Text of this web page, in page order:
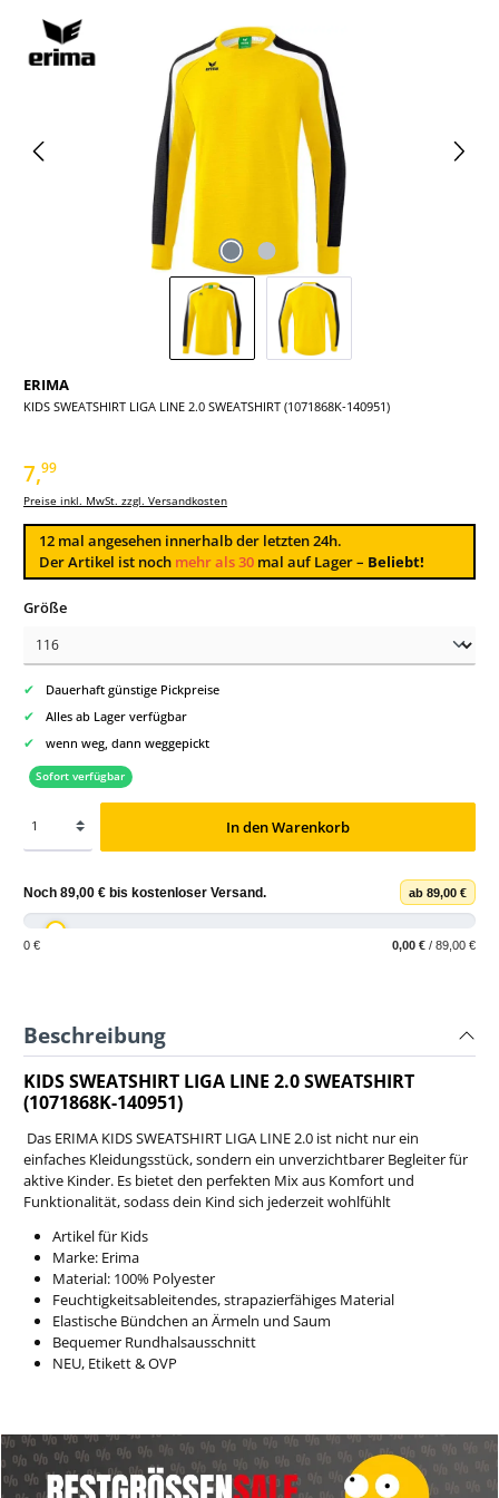
Bildergalerie überspringen
ERIMA
KIDS SWEATSHIRT LIGA LINE 2.0 SWEATSHIRT (1071868K-140951)
7,99
Preise inkl. MwSt. zzgl. Versandkosten
12 mal angesehen innerhalb der letzten 24h.
Der Artikel ist noch mehr als 30 mal auf Lager – Beliebt!
Größeauswählen
✔ Dauerhaft günstige Pickpreise
✔ Alles ab Lager verfügbar
✔ wenn weg, dann weggepickt
Sofort verfügbar
In den Warenkorb
Noch 89,00 € bis kostenloser Versand. ab 89,00 €
0 € 0,00 € / 89,00 €
Beschreibung
KIDS SWEATSHIRT LIGA LINE 2.0 SWEATSHIRT
(1071868K-140951)
Das ERIMA KIDS SWEATSHIRT LIGA LINE 2.0 ist nicht nur ein
einfaches Kleidungsstück, sondern ein unverzichtbarer Begleiter für
aktive Kinder. Es bietet den perfekten Mix aus Komfort und
Funktionalität, sodass dein Kind sich jederzeit wohlfühlt
Artikel für Kids
Marke: Erima
Material: 100% Polyester
Feuchtigkeitsableitendes, strapazierfähiges Material
Elastische Bündchen an Ärmeln und Saum
Bequemer Rundhalsausschnitt
NEU, Etikett & OVP